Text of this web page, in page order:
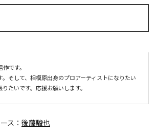
です。
そして、相模原出身のプロアーティストになりたい
たいです。応援お願いします。
ス： 後藤駿也